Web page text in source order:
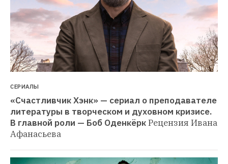
СЕРИАЛЫ
«Счастливчик Хэнк» — сериал о преподавателе
литературы в творческом и духовном кризисе.
В главной роли — Боб ОденкёркРецензия Ивана
Афанасьева